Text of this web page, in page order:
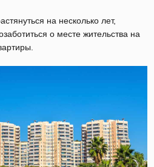
на несколько лет,
о месте жительства на